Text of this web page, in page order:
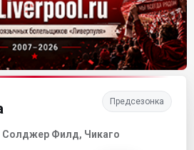
Предсезонка
Солджер Филд, Чикаго